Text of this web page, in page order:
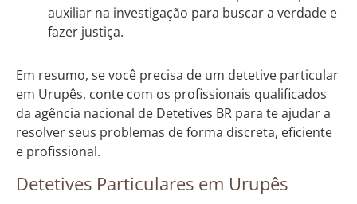
auxiliar na investigação para buscar a verdade e
fazer justiça.
Em resumo, se você precisa de um detetive particular
em Urupês, conte com os profissionais qualificados
da agência nacional de Detetives BR para te ajudar a
resolver seus problemas de forma discreta, eficiente
e profissional.
Detetives Particulares em Urupês